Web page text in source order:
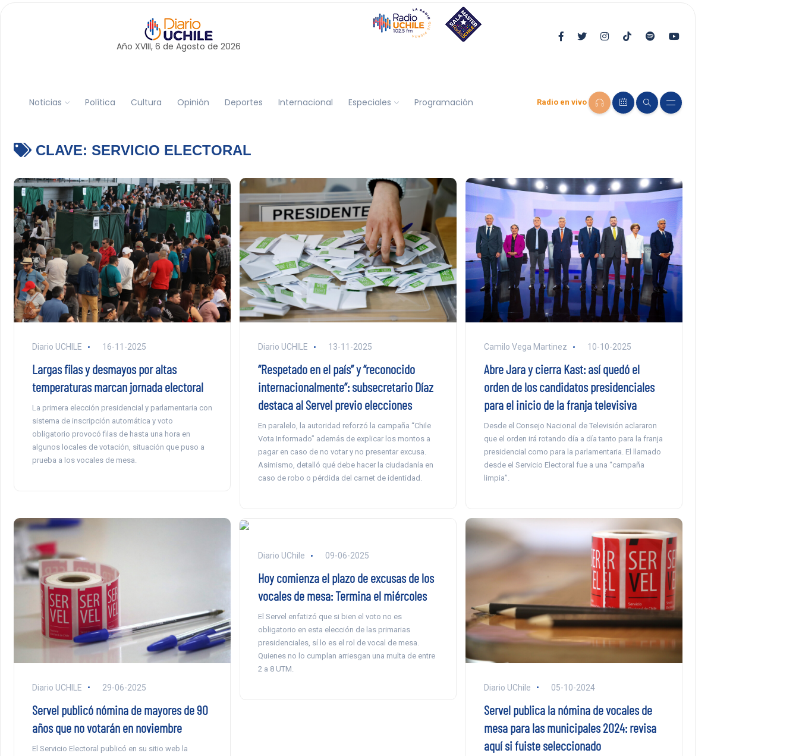
Año XVIII, 6 de Agosto de 2026
Noticias Política Cultura Opinión Deportes Internacional Especiales Programación Radio en vivo
CLAVE: SERVICIO ELECTORAL
Diario UCHILE 16-11-2025
Largas filas y desmayos por altas
temperaturas marcan jornada electoral
La primera elección presidencial y parlamentaria con
sistema de inscripción automática y voto
obligatorio provocó filas de hasta una hora en
algunos locales de votación, situación que puso a
prueba a los vocales de mesa.
Diario UCHILE 13-11-2025
“Respetado en el país” y “reconocido
internacionalmente”: subsecretario Díaz
destaca al Servel previo elecciones
En paralelo, la autoridad reforzó la campaña “Chile
Vota Informado” además de explicar los montos a
pagar en caso de no votar y no presentar excusa.
Asimismo, detalló qué debe hacer la ciudadanía en
caso de robo o pérdida del carnet de identidad.
Camilo Vega Martinez 10-10-2025
Abre Jara y cierra Kast: así quedó el
orden de los candidatos presidenciales
para el inicio de la franja televisiva
Desde el Consejo Nacional de Televisión aclararon
que el orden irá rotando día a día tanto para la franja
presidencial como para la parlamentaria. El llamado
desde el Servicio Electoral fue a una “campaña
limpia”.
Diario UCHILE 29-06-2025
Servel publicó nómina de mayores de 90
años que no votarán en noviembre
El Servicio Electoral publicó en su sitio web la
Diario UChile 09-06-2025
Hoy comienza el plazo de excusas de los
vocales de mesa: Termina el miércoles
El Servel enfatizó que si bien el voto no es
obligatorio en esta elección de las primarias
presidenciales, sí lo es el rol de vocal de mesa.
Quienes no lo cumplan arriesgan una multa de entre
2 a 8 UTM.
Diario UChile 05-10-2024
Servel publica la nómina de vocales de
mesa para las municipales 2024: revisa
aquí si fuiste seleccionado